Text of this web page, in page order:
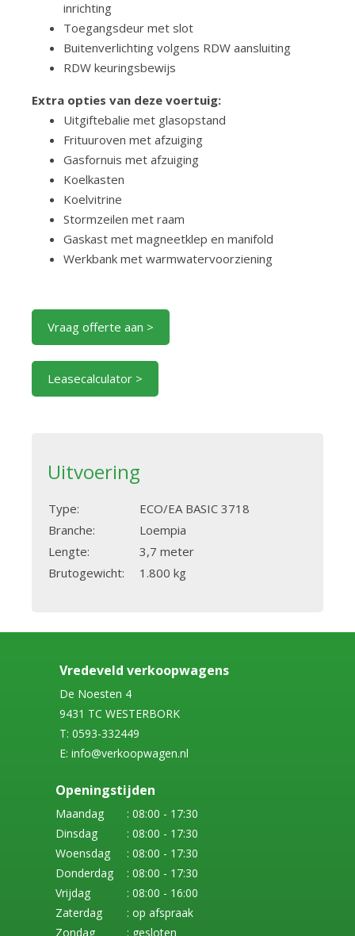
inrichting
Toegangsdeur met slot
Buitenverlichting volgens RDW aansluiting
RDW keuringsbewijs
Extra opties van deze voertuig:
Uitgiftebalie met glasopstand
Frituuroven met afzuiging
Gasfornuis met afzuiging
Koelkasten
Koelvitrine
Stormzeilen met raam
Gaskast met magneetklep en manifold
Werkbank met warmwatervoorziening
Vraag offerte aan >
Leasecalculator >
Uitvoering
Type:
ECO/EA BASIC 3718
Branche:
Loempia
Lengte:
3,7 meter
Brutogewicht:
1.800 kg
Vredeveld verkoopwagens
De Noesten 4
9431 TC WESTERBORK
T: 0593-332449
E: info@verkoopwagen.nl
Openingstijden
Maandag
: 08:00 - 17:30
Dinsdag
: 08:00 - 17:30
Woensdag
: 08:00 - 17:30
Donderdag
: 08:00 - 17:30
Vrijdag
: 08:00 - 16:00
Zaterdag
: op afspraak
Zondag
: gesloten